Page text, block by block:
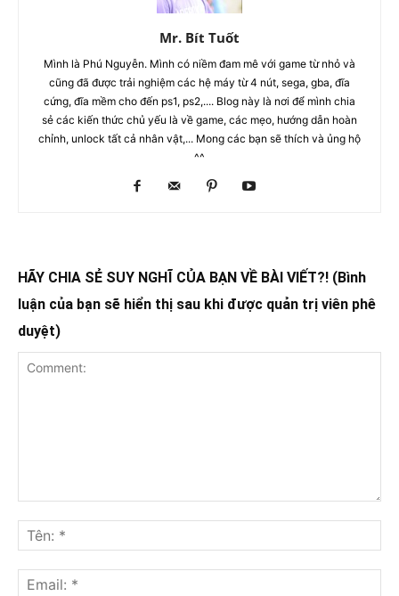
Mr. Bít Tuốt
Mình là Phú Nguyễn. Mình có niềm đam mê với game từ nhỏ và
cũng đã được trải nghiệm các hệ máy từ 4 nút, sega, gba, đĩa
cứng, đĩa mềm cho đến ps1, ps2,.... Blog này là nơi để mình chia
sẻ các kiến thức chủ yếu là về game, các mẹo, hướng dẫn hoàn
chỉnh, unlock tất cả nhân vật,... Mong các bạn sẽ thích và ủng hộ
^^
HÃY CHIA SẺ SUY NGHĨ CỦA BẠN VỀ BÀI VIẾT?! (Bình
luận của bạn sẽ hiển thị sau khi được quản trị viên phê
duyệt)